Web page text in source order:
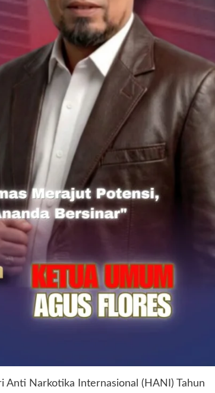
Anti Narkotika Internasional (HANI) Tahun